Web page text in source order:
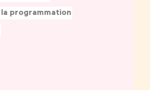
programmation